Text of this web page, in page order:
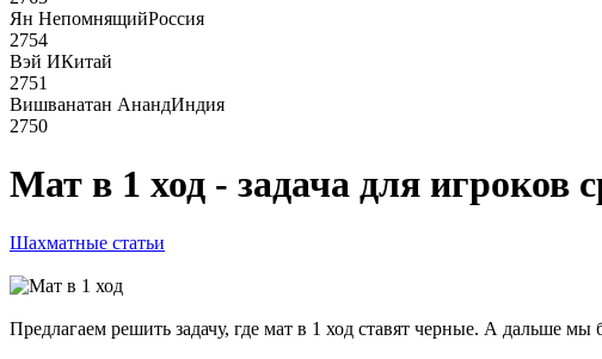
Ян НепомнящийРоссия
2754
Вэй ИКитай
2751
Вишванатан АнандИндия
2750
Мат в 1 ход - задача для игроков
Шахматные статьи
Предлагаем решить задачу, где мат в 1 ход ставят черные. А дальше